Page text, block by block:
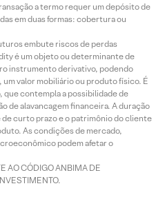
a termo requer um depósito de
em duas formas: cobertura ou
embute riscos de perdas
é um objeto ou determinante de
instrumento derivativo, podendo
valor mobiliário ou produto físico. É
contempla a possibilidade de
de alavancagem financeira. A duração
curto prazo e o patrimônio do cliente
As condições de mercado,
podem afetar o
AO CÓDIGO ANBIMA DE